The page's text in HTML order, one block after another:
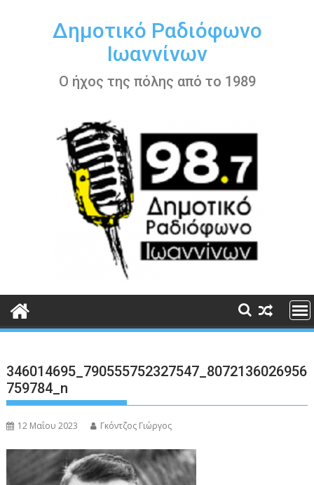
περιεχόμενοΔημοτικό Ραδιόφωνο
Ιωαννίνων
Ο ήχος της πόλης από το 1989
346014695_790555752327547_8072136026956
759784_n
12 Μαΐου 2023 Γκόντζος Γιώργος